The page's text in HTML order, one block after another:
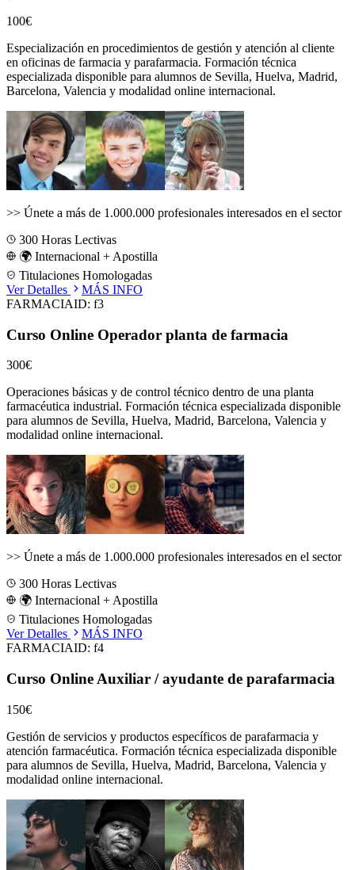
100€
Especialización en procedimientos de gestión y atención al cliente
en oficinas de farmacia y parafarmacia. Formación técnica
especializada disponible para alumnos de Sevilla, Huelva, Madrid,
Barcelona, Valencia y modalidad online internacional.
>> Únete a más de 1.000.000 profesionales interesados en el sector
300 Horas Lectivas
🌍 Internacional + Apostilla
Titulaciones Homologadas
Ver Detalles
MÁS INFO
FARMACIAID: f3
Curso Online Operador planta de farmacia
300€
Operaciones básicas y de control técnico dentro de una planta
farmacéutica industrial. Formación técnica especializada disponible
para alumnos de Sevilla, Huelva, Madrid, Barcelona, Valencia y
modalidad online internacional.
>> Únete a más de 1.000.000 profesionales interesados en el sector
300 Horas Lectivas
🌍 Internacional + Apostilla
Titulaciones Homologadas
Ver Detalles
MÁS INFO
FARMACIAID: f4
Curso Online Auxiliar / ayudante de parafarmacia
150€
Gestión de servicios y productos específicos de parafarmacia y
atención farmacéutica. Formación técnica especializada disponible
para alumnos de Sevilla, Huelva, Madrid, Barcelona, Valencia y
modalidad online internacional.